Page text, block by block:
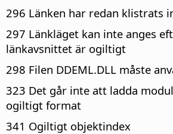
296 Länken har redan klistrats
297 Länkläget kan inte anges
länkavsnittet är ogiltigt
298 Filen DDEML.DLL måste
323 Det går inte att ladda
ogiltigt format
341 Ogiltigt objektindex